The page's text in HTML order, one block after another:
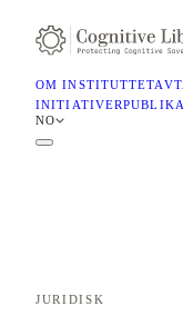
OM INSTITUTTET
INITIATIVER
NO
JURIDISK